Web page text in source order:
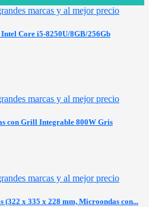
Core i5-8250U/8GB/256Gb
con Grill Integrable 800W Gris
(322 x 335 x 228 mm, Microondas con...